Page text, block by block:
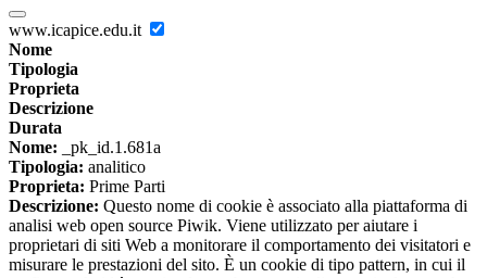
www.icapice.edu.it
Nome
Tipologia
Proprieta
Descrizione
Durata
Nome: _pk_id.1.681a
Tipologia: analitico
Proprieta: Prime Parti
Descrizione: Questo nome di cookie è associato alla piattaforma di
analisi web open source Piwik. Viene utilizzato per aiutare i
proprietari di siti Web a monitorare il comportamento dei visitatori e
misurare le prestazioni del sito. È un cookie di tipo pattern, in cui il